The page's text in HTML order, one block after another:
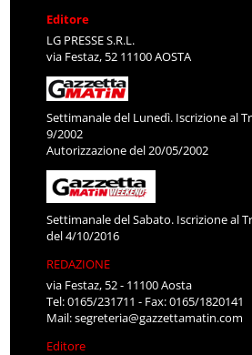
Editore
LG PRESSE S.R.L.
via Festaz, 52 11100 AOSTA
Settimanale del Lunedì. Iscrizione al
9/2002
Autorizzazione del 20/05/2002
Settimanale del Sabato. Iscrizione al
del 4/10/2016
REDAZIONE
via Festaz, 52 - 11100 Aosta
Tel: 0165/231711 - Fax: 0165/1820141
Mail:segreteria@gazzettamatin.com
Editore